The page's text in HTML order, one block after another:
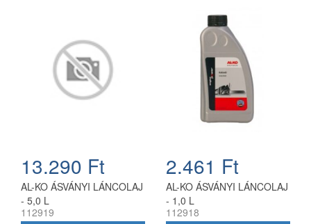
13.290 Ft
AL-KO ÁSVÁNYI LÁNCOLAJ
- 5,0 L
112919
2.461 Ft
AL-KO ÁSVÁNYI LÁNCOLAJ
- 1,0 L
112918